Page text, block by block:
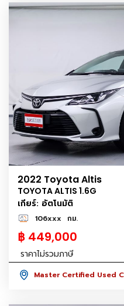
2022 Toyota Altis
TOYOTA ALTIS 1.6G
เกียร์: อัตโนมัติ
106xxx กม.
฿ 449,000
ราคาไม่รวมภาษี
Master Certified Used